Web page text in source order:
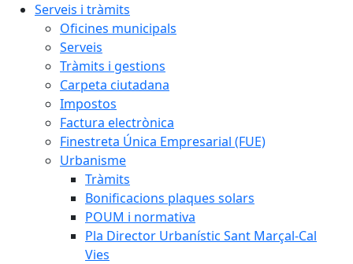
Serveis i tràmits
Oficines municipals
Serveis
Tràmits i gestions
Carpeta ciutadana
Impostos
Factura electrònica
Finestreta Única Empresarial (FUE)
Urbanisme
Tràmits
Bonificacions plaques solars
POUM i normativa
Pla Director Urbanístic Sant Marçal-Cal
Vies